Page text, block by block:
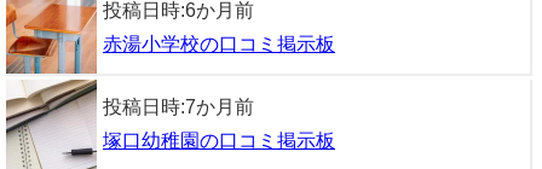
投稿日時:6か月前
赤湯小学校の口コミ掲示板
投稿日時:7か月前
塚口幼稚園の口コミ掲示板